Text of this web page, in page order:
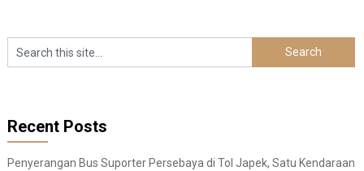
Recent Posts
Penyerangan Bus Suporter Persebaya di Tol Japek, Satu Kendaraan